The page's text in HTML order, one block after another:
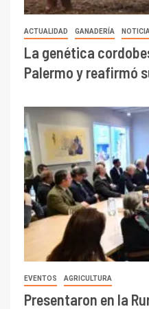
ACTUALIDAD GANADERÍA
La genética
Palermo y reafirmó
EVENTOS AGRICULTURA
Presentaron en la